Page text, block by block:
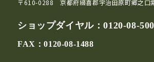
〒610-0288 京都府綴喜郡宇治田原町郷之口
ショップダイヤル：0120-08-
FAX：0120-08-1488